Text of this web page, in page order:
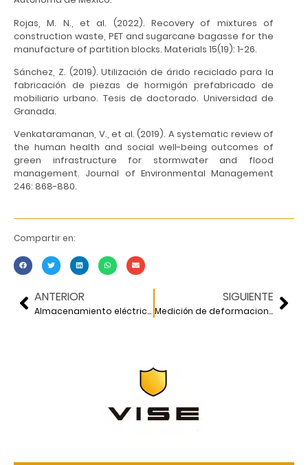
Rojas, M. N., et al. (2022). Recovery of mixtures of
construction waste, PET and sugarcane bagasse for the
manufacture of partition blocks. Materials 15(19): 1-26.
Sánchez, Z. (2019). Utilización de árido reciclado para la
fabricación de piezas de hormigón prefabricado de
mobiliario urbano. Tesis de doctorado. Universidad de
Granada.
Venkataramanan, V., et al. (2019). A systematic review of
the human health and social well-being outcomes of
green infrastructure for stormwater and flood
management. Journal of Environmental Management
246: 868-880.
Compartir en:
ANTERIOR
Almacenamiento eléctrico de corta y larga duración
SIGUIENTE
Medición de deformaciones del terreno con satélite radar para el monitoreo de infraestructuras